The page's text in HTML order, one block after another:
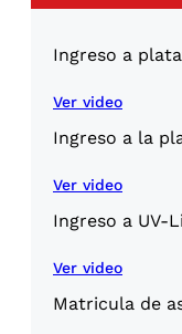
Ingreso a
Ver video
Ingreso a la
Ver video
Ingreso a UV-
Ver video
Matricula de